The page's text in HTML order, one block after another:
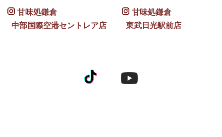
甘味処鎌倉
中部国際空港セントレア店
甘味処鎌倉
東武日光駅前店